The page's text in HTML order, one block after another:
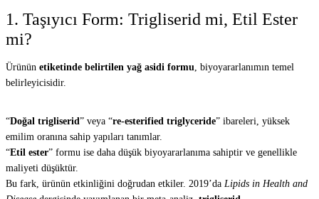
1. Taşıyıcı Form: Trigliserid mi, Etil Ester
mi?
Ürünün etiketinde belirtilen yağ asidi formu , biyoyararlanımın temel
belirleyicisidir.
“Doğal trigliserid ” veya “re-esterified triglyceride” ibareleri, yüksek
emilim oranına sahip yapıları tanımlar.
“Etil ester” formu ise daha düşük biyoyararlanıma sahiptir ve genellikle
maliyeti düşüktür.
Bu fark, ürünün etkinliğini doğrudan etkiler. 2019’da Lipids in Health and